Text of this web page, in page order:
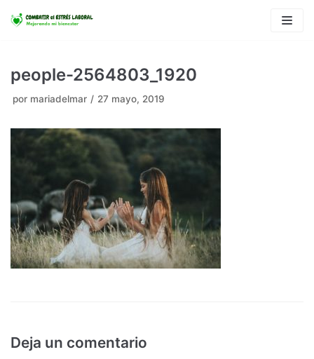
Saltar
people-2564803_1920
por mariadelmar 27 mayo, 2019
Deja un comentario